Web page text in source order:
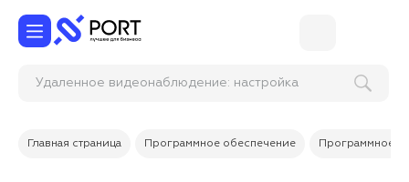
Удаленное видеонаблюдение: настройка
Главная страница Программное обеспечение Программное